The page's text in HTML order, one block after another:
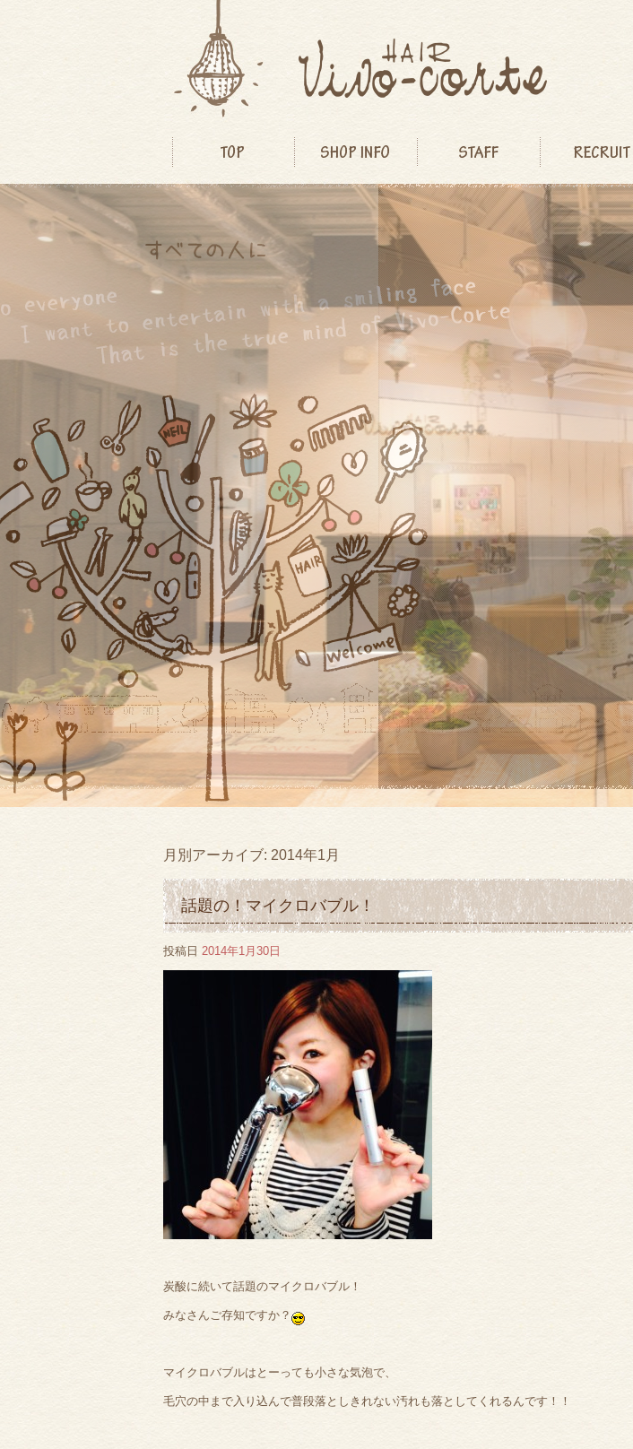
月別アーカイブ: 2014年1月
話題の！マイクロバブル！
投稿日 2014年1月30日
炭酸に続いて話題のマイクロバブル！
みなさんご存知ですか？
マイクロバブルはとーっても小さな気泡で、
毛穴の中まで入り込んで普段落としきれない汚れも落としてくれるんです！！